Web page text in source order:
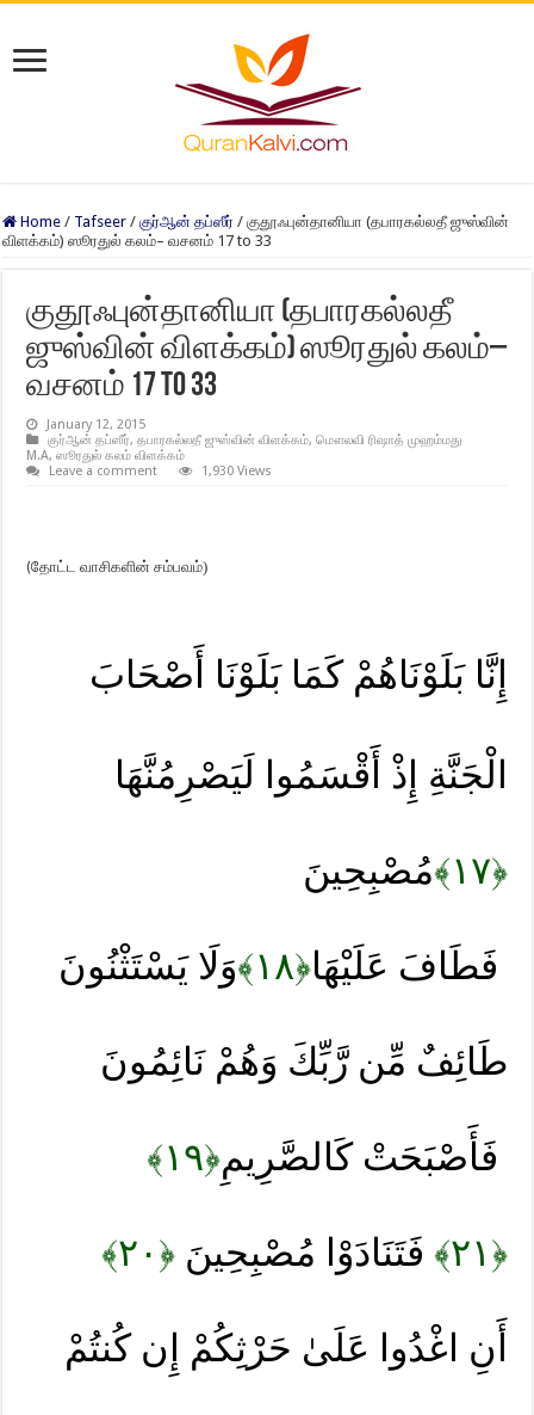
Home / Tafseer / குர்ஆன் தப்ஸீர் / குதூஃபுன்தானியா (தபாரகல்லதீ ஜுஸ்வின்
விளக்கம்) ஸூரதுல் கலம்– வசனம் 17 to 33
குதூஃபுன்தானியா (தபாரகல்லதீ
ஜுஸ்வின் விளக்கம்) ஸூரதுல் கலம்–
வசனம் 17 to 33
January 12, 2015
குர்ஆன் தப்ஸீர்,தபாரகல்லதீ ஜுஸ்வின் விளக்கம்,மௌலவி ரிஷாத் முஹம்மது
M.A,ஸூரதுல் கலம் விளக்கம்
Leave a comment
1,930 Views
(தோட்ட வாசிகளின் சம்பவம்)
إِنَّا بَلَوْنَاهُمْ كَمَا بَلَوْنَا أَصْحَابَ
الْجَنَّةِ إِذْ أَقْسَمُوا لَيَصْرِمُنَّهَا
مُصْبِحِينَ
﴿١٧﴾
وَلَا يَسْتَثْنُونَ
﴿١٨﴾فَطَافَ عَلَيْهَا
طَائِفٌ مِّن رَّبِّكَ وَهُمْ نَائِمُونَ
﴿١٩﴾فَأَصْبَحَتْ كَالصَّرِيمِ
﴿٢٠﴾فَتَنَادَوْا مُصْبِحِينَ
﴿٢١﴾
أَنِ اغْدُوا عَلَىٰ حَرْثِكُمْ إِن كُنتُمْ